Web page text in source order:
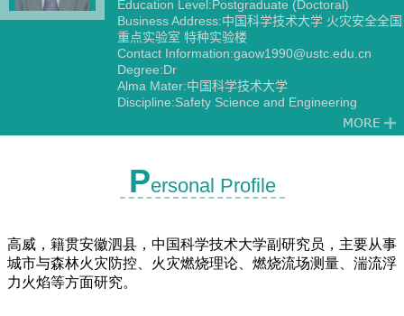
Education Level:Postgraduate (Doctoral)
Business Address:中国科学技术大学 火灾安全全国
重点实验室 特种实验楼
Contact Information:gaow1990@ustc.edu.cn
Degree:Dr
Alma Mater:中国科学技术大学
Discipline:Safety Science and Engineering
Personal Profile